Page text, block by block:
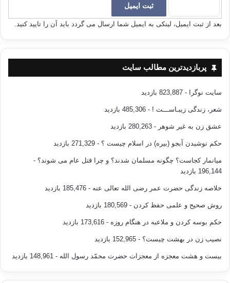
بعد از ثبت ایمیل، لینکی به ایمیل شما ارسال می گردد باید آن را تایید کنید.
پربازدیدترین مطالب سایت
سایت نوگرا - 823,887 بازدید
شعر، زندگی زیبـاســـت ! - 485,306 بازدید
عشق زن به غیر شوهر - 280,263 بازدید
حکم نوشیدن آبجو (بیره) در اسلام چیست ؟ - 271,329 بازدید
میانمار کجاست؟ چگونه مسلمان شدند؟ و چرا قتل عام می شوند؟ -
196,144 بازدید
خلاصه زندگی حضرت عمر رضی الله تعالی عنه - 185,476 بازدید
روش صحیح و علمی حفظ کردن - 180,569 بازدید
حکم بوسه کردن و ملاعبه در هنگام روزه - 173,616 بازدید
نصیب زن در بهشت چیست؟ - 152,965 بازدید
بیست و هشت معجزه از معجزات حضرت محمّد رسول الله - 148,961 بازدید